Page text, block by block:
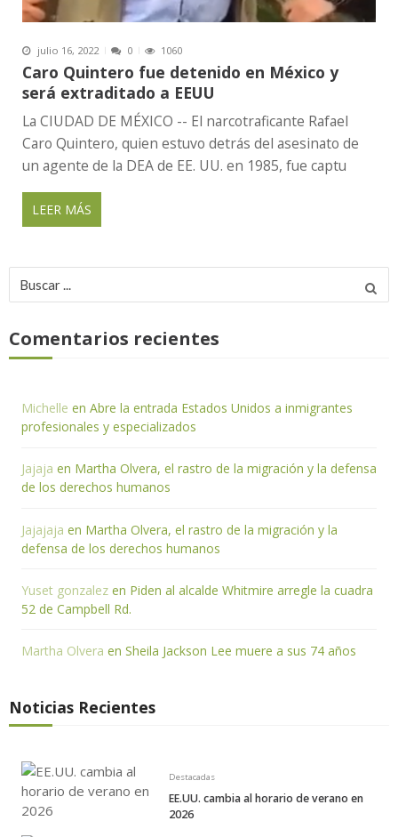
julio 16, 2022 0 1060
Caro Quintero fue detenido en México y
será extraditado a EEUU
La CIUDAD DE MÉXICO -- El narcotraficante Rafael
Caro Quintero, quien estuvo detrás del asesinato de
un agente de la DEA de EE. UU. en 1985, fue captu
LEER MÁS
Buscar
por:
Comentarios recientes
Michelle en Abre la entrada Estados Unidos a inmigrantes
profesionales y especializados
Jajaja en Martha Olvera, el rastro de la migración y la defensa
de los derechos humanos
Jajajaja en Martha Olvera, el rastro de la migración y la
defensa de los derechos humanos
Yuset gonzalez en Piden al alcalde Whitmire arregle la cuadra
52 de Campbell Rd.
Martha Olvera en Sheila Jackson Lee muere a sus 74 años
Noticias Recientes
Destacadas
EE.UU. cambia al horario de verano en
2026